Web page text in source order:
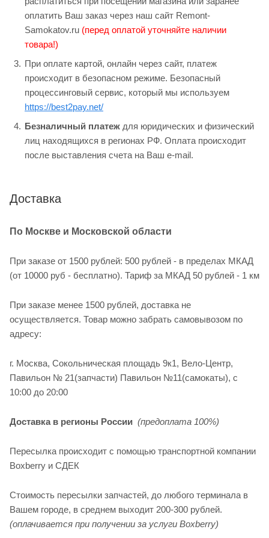
оплатить Ваш заказ через наш сайт Remont-
Samokatov.ru (перед оплатой уточняйте наличии
товара!)
При оплате картой, онлайн через сайт, платеж
происходит в безопасном режиме. Безопасный
процессинговый сервис, который мы используем
https://best2pay.net/
Безналичный платеж для юридических и физический
лиц находящихся в регионах РФ. Оплата происходит
после выставления счета на Ваш e-mail.
Доставка
По Москве и Московской области
При заказе от 1500 рублей: 500 рублей - в пределах МКАД
(от 10000 руб - бесплатно). Тариф за МКАД 50 рублей - 1 км
При заказе менее 1500 рублей, доставка не
осуществляется. Товар можно забрать самовывозом по
адресу:
г. Москва, Сокольническая площадь 9к1, Вело-Центр,
Павильон № 21(запчасти) Павильон №11(cамокаты), с
10:00 до 20:00
Доставка в регионы России (предоплата 100%)
Пересылка происходит с помощью транспортной компании
Boxberry и СДЕК
Стоимость пересылки запчастей, до любого терминала в
Вашем городе, в среднем выходит 200-300 рублей.
(оплачивается при получении за услуги Boxberry)